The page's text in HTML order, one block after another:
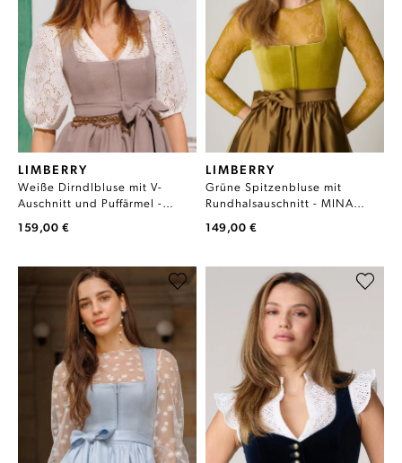
LIMBERRY
Weiße Dirndlbluse mit V-
Auschnitt und Puffärmel -
159,00 €
LIMBERRY
Grüne Spitzenbluse mit
Rundhalsauschnitt - MINA
149,00 €